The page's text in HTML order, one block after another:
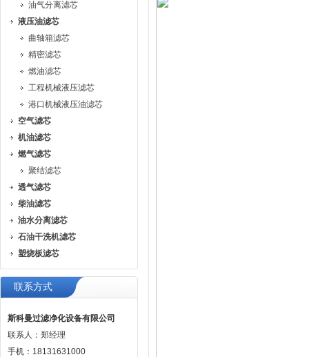
油气分离滤芯
液压油滤芯
曲轴箱滤芯
精密滤芯
燃油滤芯
工程机械液压滤芯
港口机械液压油滤芯
空气滤芯
机油滤芯
燃气滤芯
聚结滤芯
透气滤芯
柴油滤芯
油水分离滤芯
石油干洗机滤芯
塑烧板滤芯
联系方式
斯科曼过滤净化设备有限公司
联系人：郑经理
手机：18131631000